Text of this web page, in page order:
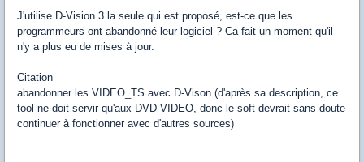
J'utilise D-Vision 3 la seule qui est proposé, est-ce que les
programmeurs ont abandonné leur logiciel ? Ca fait un moment qu'il
n'y a plus eu de mises à jour.
Citation
abandonner les VIDEO_TS avec D-Vison (d'après sa description, ce
tool ne doit servir qu'aux DVD-VIDEO, donc le soft devrait sans doute
continuer à fonctionner avec d'autres sources)